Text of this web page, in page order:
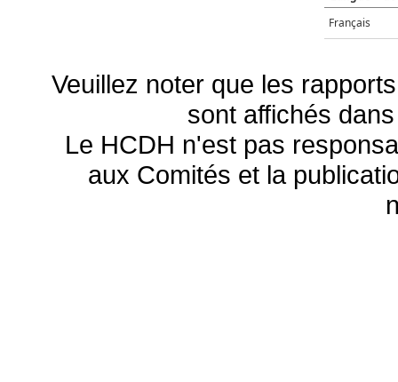
Français
Veuillez noter que les
sont affichés
Le HCDH n'est pas
aux Comités et la